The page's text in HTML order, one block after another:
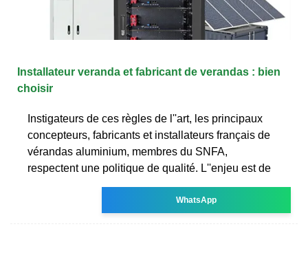
Installateur veranda et fabricant de verandas : bien
choisir
Instigateurs de ces règles de l''art, les principaux
concepteurs, fabricants et installateurs français de
vérandas aluminium, membres du SNFA,
respectent une politique de qualité. L''enjeu est de
WhatsApp